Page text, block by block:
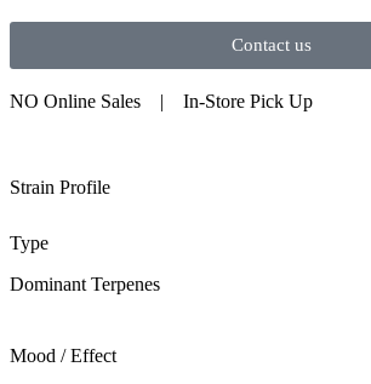
Contact us
NO Online Sales | In-Store Pick Up
Strain Profile
Type
Dominant Terpenes
Mood / Effect